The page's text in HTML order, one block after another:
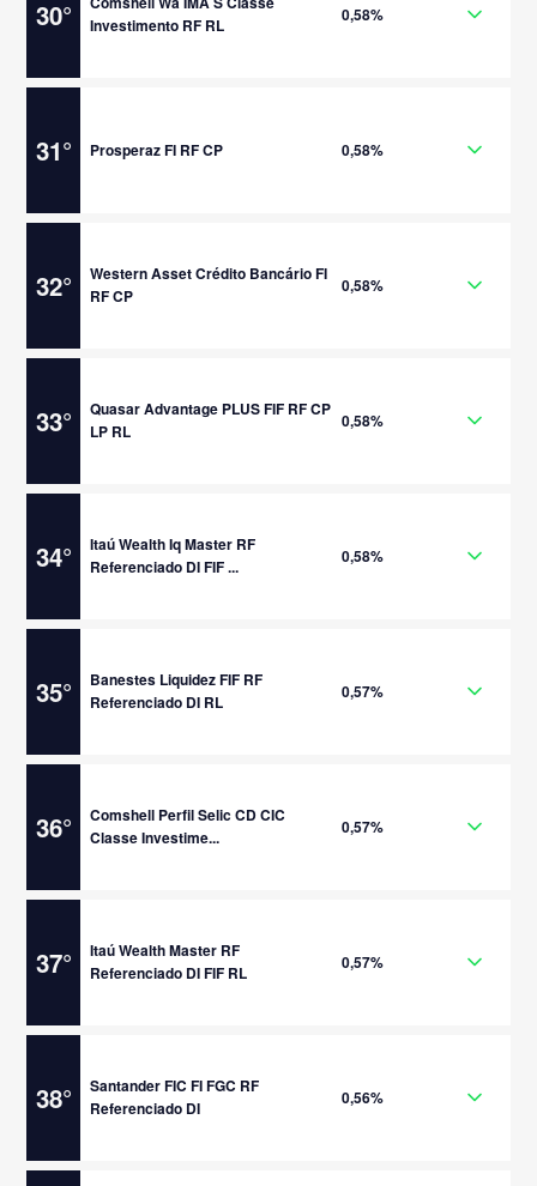
30°
Investimento RF RL
0,58%
31° Prosperaz FI RF CP 0,58%
32°
Western Asset Crédito Bancário FI
RF CP
0,58%
33°
Quasar Advantage PLUS FIF RF CP
LP RL
0,58%
34°
Itaú Wealth Iq Master RF
Referenciado DI FIF ...
0,58%
35°
Banestes Liquidez FIF RF
Referenciado DI RL
0,57%
36°
Comshell Perfil Selic CD CIC
Classe Investime...
0,57%
37°
Itaú Wealth Master RF
Referenciado DI FIF RL
0,57%
38°
Santander FIC FI FGC RF
Referenciado DI
0,56%